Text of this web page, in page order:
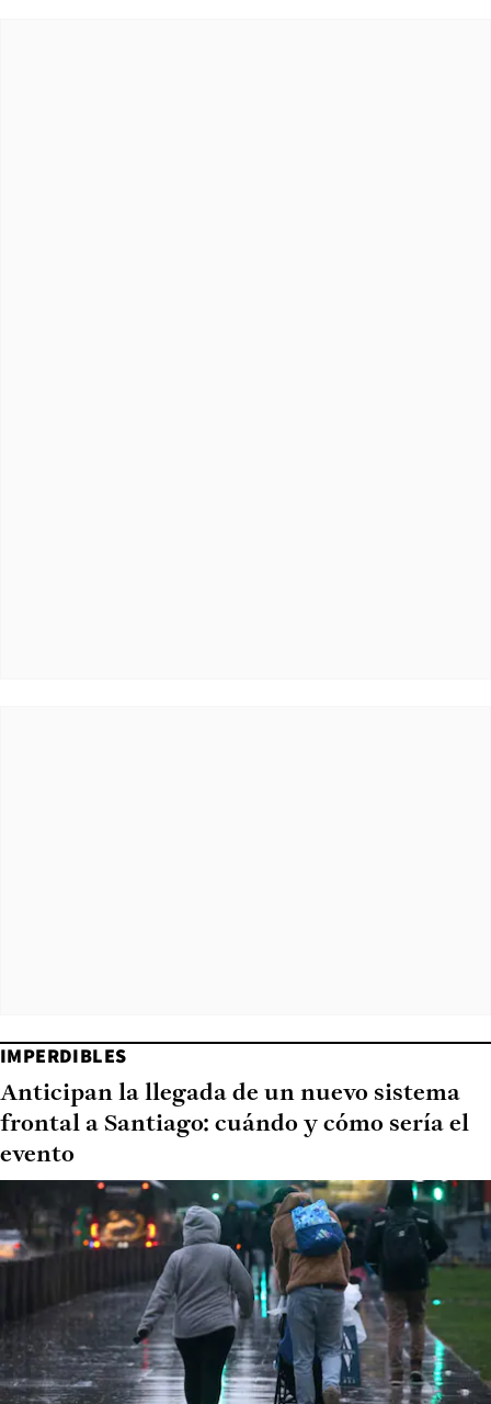
IMPERDIBLES
Anticipan la llegada de un nuevo sistema
frontal a Santiago: cuándo y cómo sería el
evento